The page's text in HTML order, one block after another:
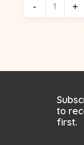
- +
to
first.